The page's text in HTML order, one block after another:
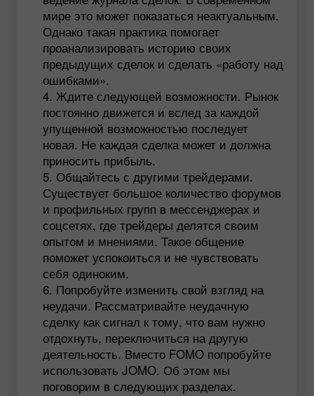
мире это может показаться неактуальным.
Однако такая практика помогает
проанализировать историю своих
предыдущих сделок и сделать «работу над
ошибками».
Ждите следующей возможности. Рынок
постоянно движется и вслед за каждой
упущенной возможностью последует
новая. Не каждая сделка может и должна
приносить прибыль.
Общайтесь с другими трейдерами.
Существует большое количество форумов
и профильных групп в мессенджерах и
соцсетях, где трейдеры делятся своим
опытом и мнениями. Такое общение
поможет успокоиться и не чувствовать
себя одиноким.
Попробуйте изменить свой взгляд на
неудачи. Рассматривайте неудачную
сделку как сигнал к тому, что вам нужно
отдохнуть, переключиться на другую
деятельность. Вместо FOMO попробуйте
использовать JOMO. Об этом мы
поговорим в следующих разделах.